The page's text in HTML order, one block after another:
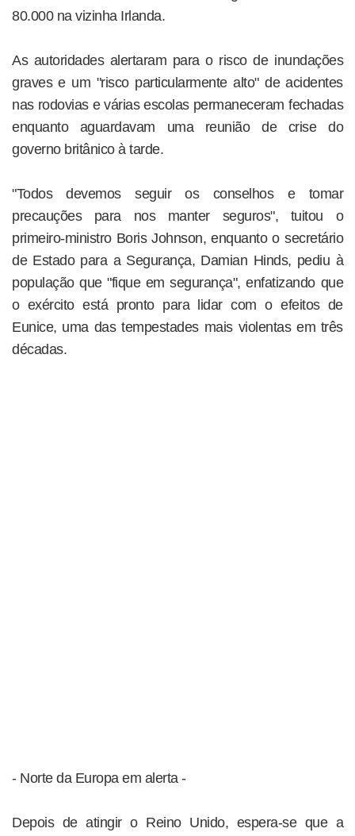
80.000 na vizinha Irlanda.
As autoridades alertaram para o risco de inundações
graves e um "risco particularmente alto" de acidentes
nas rodovias e várias escolas permaneceram fechadas
enquanto aguardavam uma reunião de crise do
governo britânico à tarde.
"Todos devemos seguir os conselhos e tomar
precauções para nos manter seguros", tuitou o
primeiro-ministro Boris Johnson, enquanto o secretário
de Estado para a Segurança, Damian Hinds, pediu à
população que "fique em segurança", enfatizando que
o exército está pronto para lidar com o efeitos de
Eunice, uma das tempestades mais violentas em três
décadas.
- Norte da Europa em alerta -
Depois de atingir o Reino Unido, espera-se que a